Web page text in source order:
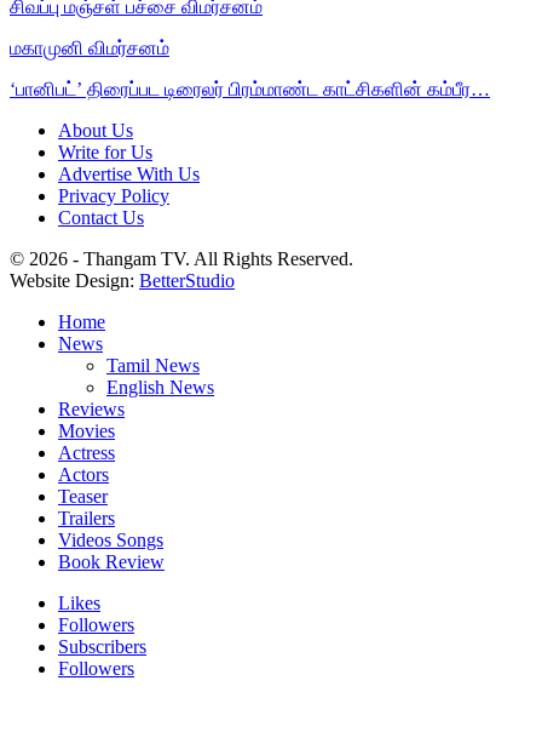
சிவப்பு மஞ்சள் பச்சை விமர்சனம்
மகாமுனி விமர்சனம்
‘பானிபட்’ திரைப்பட டிரைலர் பிரம்மாண்ட காட்சிகளின் கம்பீர…
About Us
Write for Us
Advertise With Us
Privacy Policy
Contact Us
© 2026 - Thangam TV. All Rights Reserved.
Website Design: BetterStudio
Home
News
Tamil News
English News
Reviews
Movies
Actress
Actors
Teaser
Trailers
Videos Songs
Book Review
Likes
Followers
Subscribers
Followers